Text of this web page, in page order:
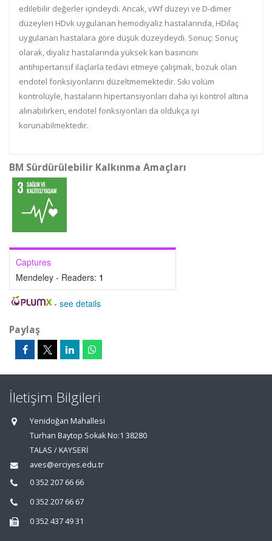
edilebilir değerler içindeydi. Ancak, vWf düzeyi ve D-dimer
düzeyleri HDvk uygulanan hemodiyaliz hastalarında, HDilaç
uygulanan hastalara göre düşük düzeydeydi. Sonuç: Sonuç
olarak, diyaliz hastalarında yüksek kan basıncını
antihipertansif ilaçlarla tedavi etmeye çalışmak, bozuk olan
endotel fonksiyonlarını düzeltmemektedir. Sıkı volüm
kontrolüyle, hastaların hipertansiyonları daha iyi kontrol altına
alınabilirken, endotel fonksiyonları da oldukça iyi
korunabilmektedir.
BM Sürdürülebilir Kalkınma Amaçları
Captures
Mendeley - Readers: 1
- see details
Paylaş
İletişim Bilgileri
Yenidoğan Mahallesi
Turhan Baytop Sokak No:1 38280
TALAS / KAYSERİ
aves@erciyes.edu.tr
0 352 207 66 66
0 352 207 66 67
0 352 437 49 31